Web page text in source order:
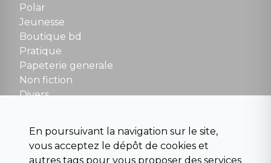
NOUS CONTACTER
contact@la-griffe-noire.com
Polar
Jeunesse
Boutique bd
Pratique
Papeterie generale
Non fiction
Divers
Para scolaire
Histoire
En poursuivant la navigation sur le site,
vous acceptez le dépôt de cookies et
autres tags pour vous proposer des services